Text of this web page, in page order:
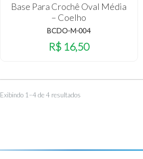
Base Para Crochê Oval Média
– Coelho
BCDO-M-004
R$ 16,50
Exibindo 1–4 de 4 resultados